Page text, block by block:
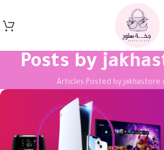
Posts by
Articles Posted by